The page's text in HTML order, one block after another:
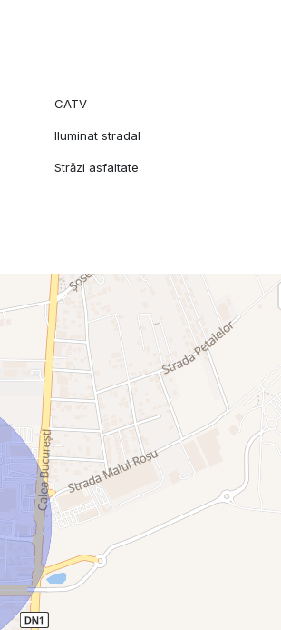
CATV
Iluminat stradal
Străzi asfaltate